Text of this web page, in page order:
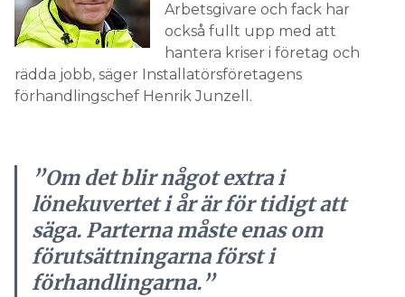
Arbetsgivare och fack har
också fullt upp med att
hantera kriser i företag och
rädda jobb, säger Installatörsföretagens
förhandlingschef Henrik Junzell.
”Om det blir något extra i
lönekuvertet i år är för tidigt att
säga. Parterna måste enas om
förutsättningarna först i
förhandlingarna.”